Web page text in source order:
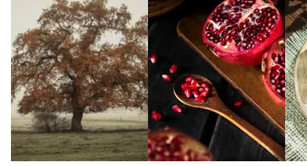
Cadeau Black Friday
Cadeau Fête des Mères
Cadeau Fête des Pères
Cadeau Jour de la Secrétaire
Cadeau de noël
Cadeau de Nouvel An
Cadeau Saint-Valentin
Naissance
Cadeau Demande Marraine
Cadeau Demande Parrain